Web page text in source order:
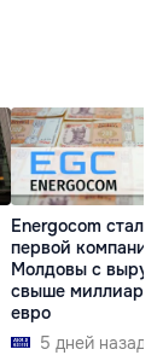
Energocom стала
первой
Молдовы с
свыше миллиарда
евро
5 дней назад